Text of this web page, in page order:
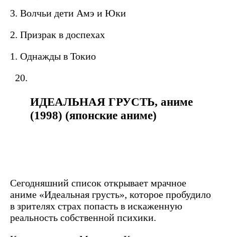
3. Волчьи дети Амэ и Юки
2. Призрак в доспехах
1. Однажды в Токио
ИДЕАЛЬНАЯ ГРУСТЬ, аниме
(1998) (японские аниме)
Сегодняшний список открывает мрачное
аниме «Идеальная грусть», которое пробудило
в зрителях страх попасть в искаженную
реальность собственной психики.